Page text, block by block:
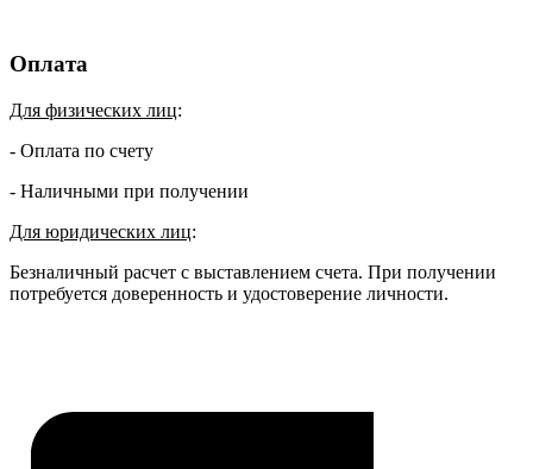
Оплата
Для физических лиц:
- Оплата по счету
- Наличными при получении
Для юридических лиц:
Безналичный расчет с выставлением счета. При получении
потребуется доверенность и удостоверение личности.